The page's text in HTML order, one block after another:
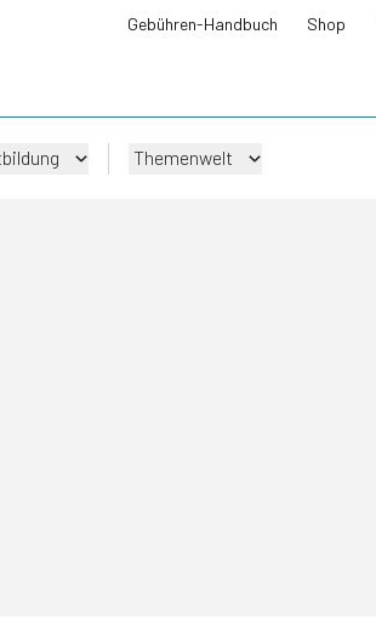
Gebühren-Handbuch Shop
Themenwelt